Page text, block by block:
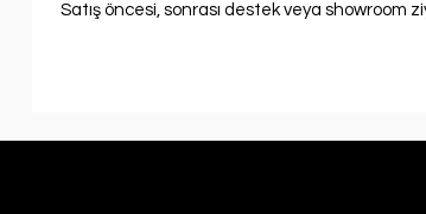
Satış öncesi, sonrası destek veya showroom